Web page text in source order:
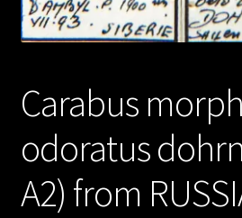
Carabus
odoratus
A2) from